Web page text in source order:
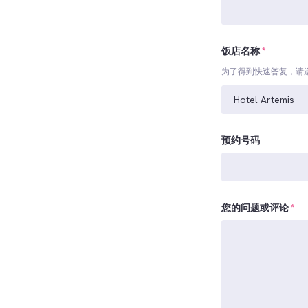
饭店名称*
为了得到快速答复，请
预约号码
您的问题或评论*